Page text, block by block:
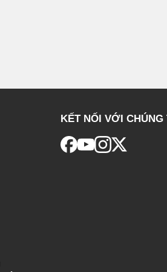
KẾT NỐI VỚI CHÚNG